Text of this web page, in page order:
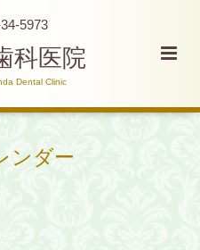
5973
科医院
Dental Clinic
ンダー